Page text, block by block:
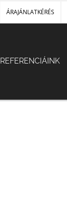
ÁRAJÁNLATKÉRÉS
REFERENCIÁINK